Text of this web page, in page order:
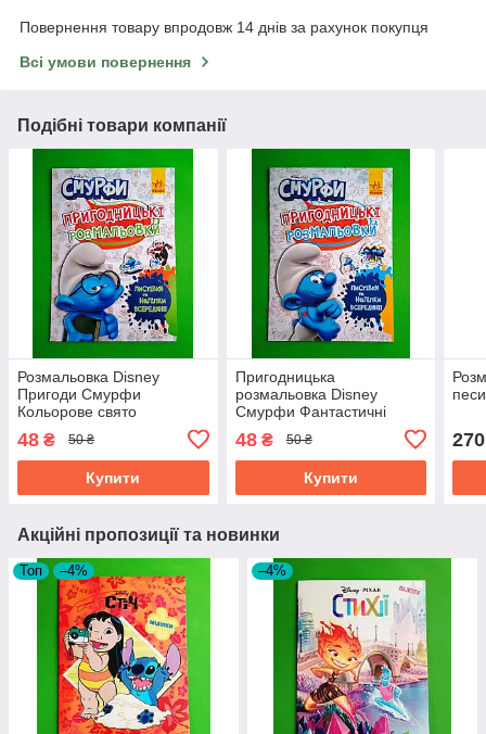
Повернення товару впродовж 14 днів за рахунок покупця
Всі умови повернення
Подібні товари компанії
Розмальовка Disney
Пригоди Смурфи
Кольорове свято
48 ₴ 50 ₴
Купити
Пригодницька
розмальовка Disney
Смурфи Фантастичні
48₴ 50 ₴
Купити
270
Акційні пропозиції та новинки
Топ –4% –4%